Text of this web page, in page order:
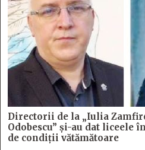
Directorii de la „Iulia
Odobescu” și-au dat liceele
de condiții vătămătoare